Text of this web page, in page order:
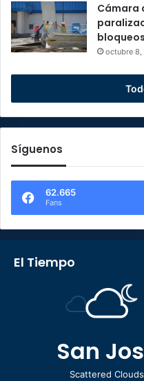
Cámara
bloqueos
octubre
Síguenos
62.665
Fans
El Tiempo
San
Scattered Clouds